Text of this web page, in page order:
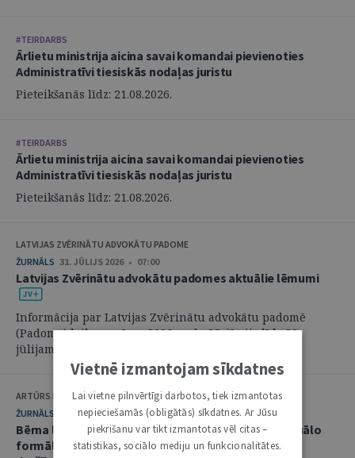
#TEIRDARBS
Ārlietu ministrija aicina savai komandai pievienoties
Administratīvi tiesiskās nodaļas juristu
Pieteikšanās līdz: 21.08.2026.
#TEIRDARBS
Ārlietu ministrija aicina savai komandai pievienoties
Administratīvi tiesiskās nodaļas juristu
Pieteikšanās līdz: 21.08.2026.
LATVIJAS ZVĒRINĀTU ADVOKĀTU PADOME
ŽURNĀLS 31. JŪLIJS 2026 • 07:00
Latvijas Zvērinātu advokātu padomes aktuālie lēmumi
Informācija par Latvijas Zvērinātu advokātu padomē
(Padome) laikposmā no 2026. gada 25. jūnija līdz 28.
jūlijam pieņemtajiem lēmumiem. ...
ARTŪRS KURBATOVS, INGA KUDEIKINA, MARTA URBĀNE
ŽURNĀLS
29. JŪLIJS 2026 • 08:00
Bērna labākās intereses civilprocesā: starp procesuālo
formālismu un pienākumu nekavējoties reaģēt uz
Vietnē izmantojam sīkdatnes
Lai vietne pilnvērtīgi darbotos, tiek izmantotas
nepieciešamās (obligātās) sīkdatnes. Ar Jūsu
piekrišanu var tikt izmantotas vēl citas –
statistikas, sociālo mediju un funkcionalitātes.